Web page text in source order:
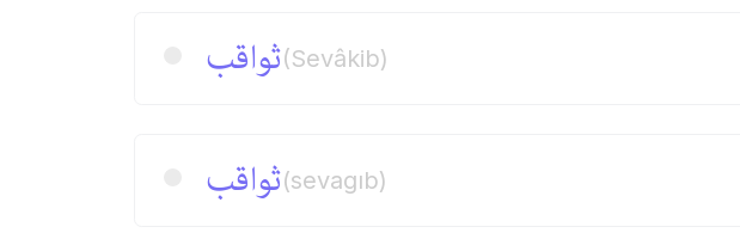
ثواقب(Sevâkib)
ثواقب(sevagıb)